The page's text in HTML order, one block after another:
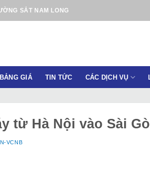
SẮT NAM LONG
BẢNG GIÁ TIN TỨC CÁC DỊCH VỤ
từ Hà Nội vào Sài
VCNB